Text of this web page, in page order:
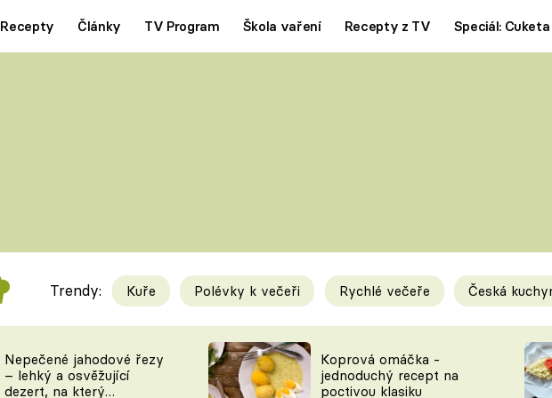
Recepty Články TV Program Škola vaření Recepty z TV Speciál: Cuketa
Videorecepty
TEĎ VAŘÍ ŠÉF!
Tipy a triky
KAM ZA JÍDLEM
Trendy: Kuře Polévky k večeři Rychlé večeře Česká
Nepečené jahodové řezy
– lehký a osvěžující
dezert, na který
Koprová omáčka -
jednoduchý recept na
poctivou klasiku